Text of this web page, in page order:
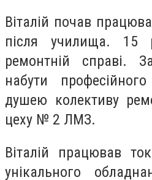
Віталій почав
після училища. 15
ремонтній справі.
набути
душею колективу
цеху № 2 ЛМЗ.
Віталій працював
унікального